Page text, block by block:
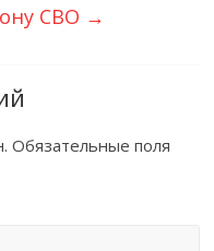
СВО →
Обязательные поля